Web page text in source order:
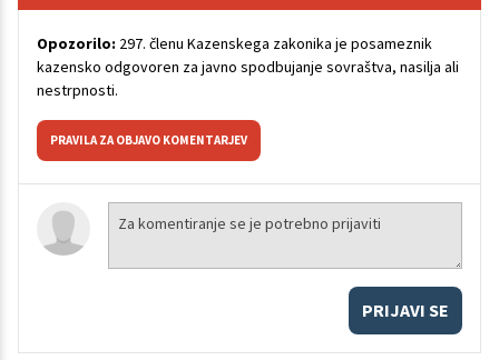
Opozorilo: 297. členu Kazenskega zakonika je posameznik
kazensko odgovoren za javno spodbujanje sovraštva, nasilja ali
nestrpnosti.
PRAVILA ZA OBJAVO KOMENTARJEV
PRIJAVI SE